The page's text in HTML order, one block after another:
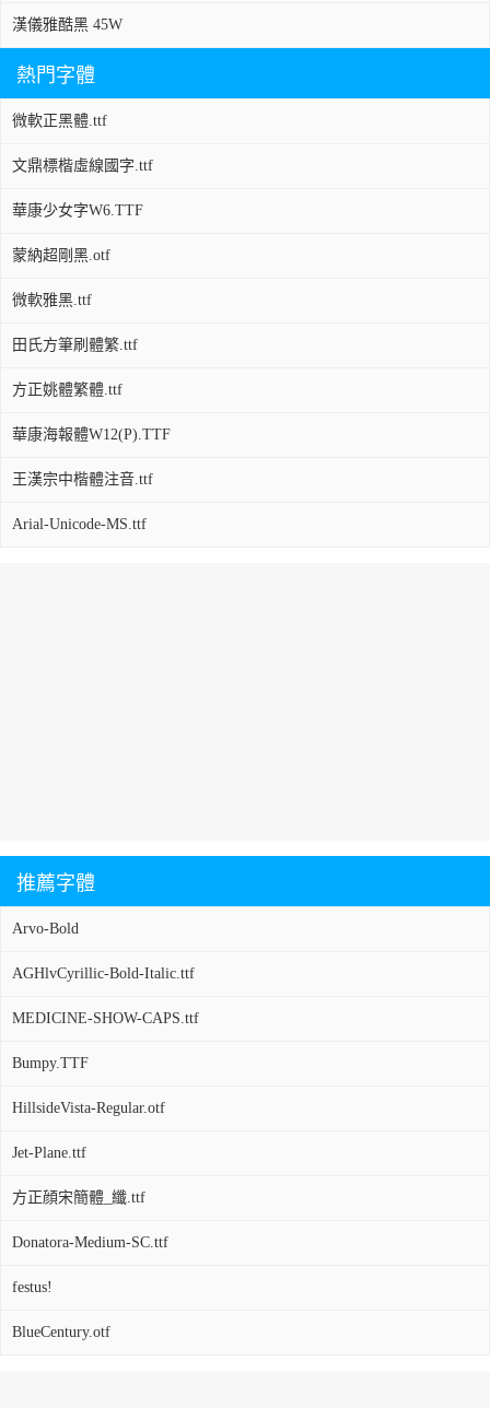
漢儀雅酷黑 45W
熱門字體
微軟正黑體.ttf
文鼎標楷虛線國字.ttf
華康少女字W6.TTF
蒙納超剛黑.otf
微軟雅黑.ttf
田氏方筆刷體繁.ttf
方正姚體繁體.ttf
華康海報體W12(P).TTF
王漢宗中楷體注音.ttf
Arial-Unicode-MS.ttf
推薦字體
Arvo-Bold
AGHlvCyrillic-Bold-Italic.ttf
MEDICINE-SHOW-CAPS.ttf
Bumpy.TTF
HillsideVista-Regular.otf
Jet-Plane.ttf
方正顔宋簡體_纖.ttf
Donatora-Medium-SC.ttf
festus!
BlueCentury.otf